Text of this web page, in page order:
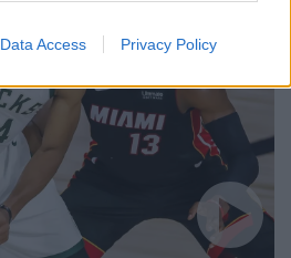
Data Access Privacy Policy